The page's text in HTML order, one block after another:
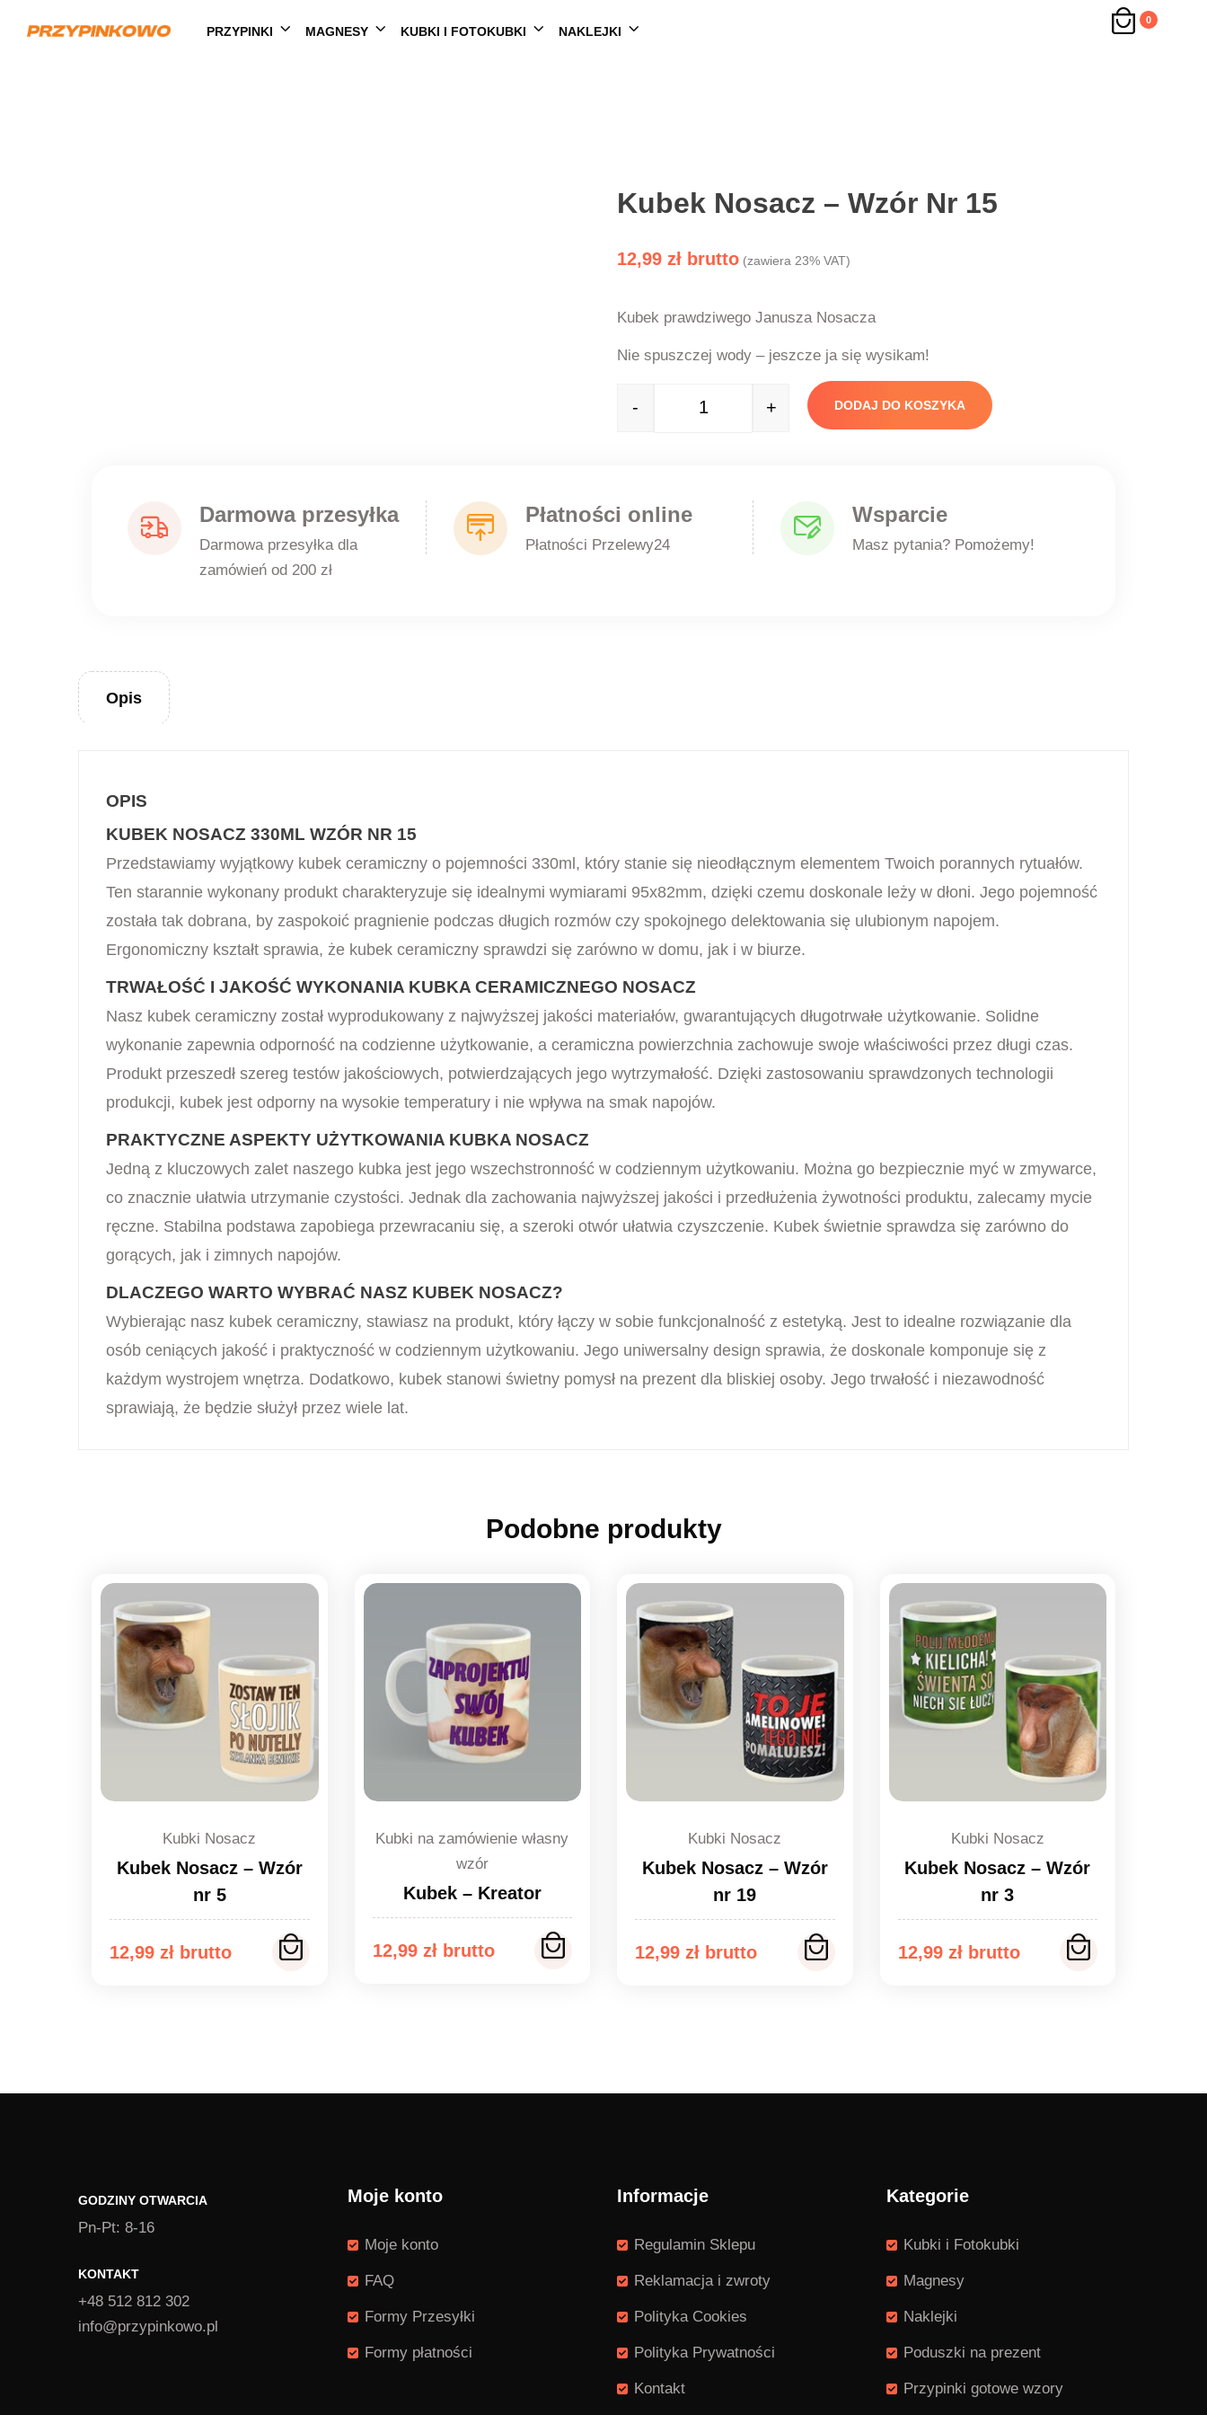
PRZYPINKI MAGNESY KUBKI I FOTOKUBKI NAKLEJKI
0
Kubek Nosacz – Wzór Nr 15
12,99 zł (zawiera 23% VAT)
Kubek prawdziwego Janusza Nosacza
Nie spuszczej wody – jeszcze ja się wysikam!
Quantity
- + DODAJ DO KOSZYKA
Darmowa przesyłka
Darmowa przesyłka dla
zamówień od 200 zł
Płatności online
Płatności Przelewy24
Wsparcie
Masz pytania? Pomożemy!
Opis
OPIS
KUBEK NOSACZ 330ML WZÓR NR 15
Przedstawiamy wyjątkowy kubek ceramiczny o pojemności 330ml, który stanie się nieodłącznym elementem Twoich porannych rytuałów.
Ten starannie wykonany produkt charakteryzuje się idealnymi wymiarami 95x82mm, dzięki czemu doskonale leży w dłoni. Jego pojemność
została tak dobrana, by zaspokoić pragnienie podczas długich rozmów czy spokojnego delektowania się ulubionym napojem.
Ergonomiczny kształt sprawia, że kubek ceramiczny sprawdzi się zarówno w domu, jak i w biurze.
TRWAŁOŚĆ I JAKOŚĆ WYKONANIA KUBKA CERAMICZNEGO NOSACZ
Nasz kubek ceramiczny został wyprodukowany z najwyższej jakości materiałów, gwarantujących długotrwałe użytkowanie. Solidne
wykonanie zapewnia odporność na codzienne użytkowanie, a ceramiczna powierzchnia zachowuje swoje właściwości przez długi czas.
Produkt przeszedł szereg testów jakościowych, potwierdzających jego wytrzymałość. Dzięki zastosowaniu sprawdzonych technologii
produkcji, kubek jest odporny na wysokie temperatury i nie wpływa na smak napojów.
PRAKTYCZNE ASPEKTY UŻYTKOWANIA KUBKA NOSACZ
Jedną z kluczowych zalet naszego kubka jest jego wszechstronność w codziennym użytkowaniu. Można go bezpiecznie myć w zmywarce,
co znacznie ułatwia utrzymanie czystości. Jednak dla zachowania najwyższej jakości i przedłużenia żywotności produktu, zalecamy mycie
ręczne. Stabilna podstawa zapobiega przewracaniu się, a szeroki otwór ułatwia czyszczenie. Kubek świetnie sprawdza się zarówno do
gorących, jak i zimnych napojów.
DLACZEGO WARTO WYBRAĆ NASZ KUBEK NOSACZ?
Wybierając nasz kubek ceramiczny, stawiasz na produkt, który łączy w sobie funkcjonalność z estetyką. Jest to idealne rozwiązanie dla
osób ceniących jakość i praktyczność w codziennym użytkowaniu. Jego uniwersalny design sprawia, że doskonale komponuje się z
każdym wystrojem wnętrza. Dodatkowo, kubek stanowi świetny pomysł na prezent dla bliskiej osoby. Jego trwałość i niezawodność
sprawiają, że będzie służył przez wiele lat.
Podobne produkty
Kubki Nosacz
Kubek Nosacz – Wzór
nr 5
12,99 zł
Kubki na zamówienie własny
wzór
Kubek – Kreator
12,99 zł
Kubki Nosacz
Kubek Nosacz – Wzór
nr 19
12,99 zł
Kubki Nosacz
Kubek Nosacz – Wzór
nr 3
12,99 zł
GODZINY OTWARCIA
Pn-Pt: 8-16
KONTAKT
+48 512 812 302
info@przypinkowo.pl
Moje konto
Moje konto
FAQ
Formy Przesyłki
Formy płatności
Informacje
Regulamin Sklepu
Reklamacja i zwroty
Polityka Cookies
Polityka Prywatności
Kontakt
Kategorie
Kubki i Fotokubki
Magnesy
Naklejki
Poduszki na prezent
Przypinki gotowe wzory